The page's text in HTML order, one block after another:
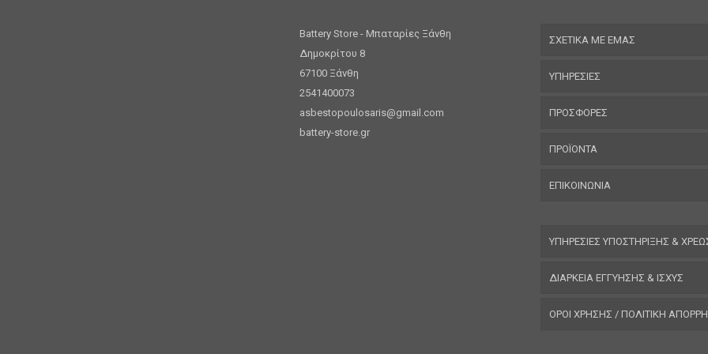
Battery Store - Μπαταρίες Ξάνθη
Δημοκρίτου 8
67100 Ξάνθη
2541400073
asbestopoulosaris@gmail.com
battery-store.gr
ΣΧΕΤΙΚΑ ΜΕ ΕΜΑΣ
ΥΠΗΡΕΣΙΕΣ
ΠΡΟΣΦΟΡΕΣ
ΠΡΟΪΟΝΤΑ
ΕΠΙΚΟΙΝΩΝΙΑ
ΥΠΗΡΕΣΙΕΣ ΥΠΟΣΤΗΡΙΞΗΣ &
ΔΙΑΡΚΕΙΑ ΕΓΓΥΗΣΗΣ & ΙΣΧΥΣ
ΟΡΟΙ ΧΡΗΣΗΣ / ΠΟΛΙΤΙΚΗ